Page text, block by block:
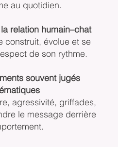
au quotidien.
relation humain–chat
construit, évolue et se
de son rythme.
souvent jugés
agressivité, griffades,
le message derrière